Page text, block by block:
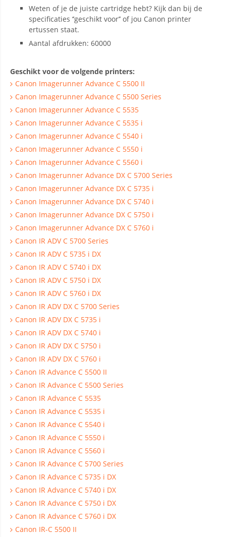
Weten of je de juiste cartridge hebt? Kijk dan bij de
specificaties ‘’geschikt voor’’ of jou Canon printer
ertussen staat.
Aantal afdrukken: 60000
Geschikt voor de volgende printers:
Canon Imagerunner Advance C 5500 II
Canon Imagerunner Advance C 5500 Series
Canon Imagerunner Advance C 5535
Canon Imagerunner Advance C 5535 i
Canon Imagerunner Advance C 5540 i
Canon Imagerunner Advance C 5550 i
Canon Imagerunner Advance C 5560 i
Canon Imagerunner Advance DX C 5700 Series
Canon Imagerunner Advance DX C 5735 i
Canon Imagerunner Advance DX C 5740 i
Canon Imagerunner Advance DX C 5750 i
Canon Imagerunner Advance DX C 5760 i
Canon IR ADV C 5700 Series
Canon IR ADV C 5735 i DX
Canon IR ADV C 5740 i DX
Canon IR ADV C 5750 i DX
Canon IR ADV C 5760 i DX
Canon IR ADV DX C 5700 Series
Canon IR ADV DX C 5735 i
Canon IR ADV DX C 5740 i
Canon IR ADV DX C 5750 i
Canon IR ADV DX C 5760 i
Canon IR Advance C 5500 II
Canon IR Advance C 5500 Series
Canon IR Advance C 5535
Canon IR Advance C 5535 i
Canon IR Advance C 5540 i
Canon IR Advance C 5550 i
Canon IR Advance C 5560 i
Canon IR Advance C 5700 Series
Canon IR Advance C 5735 i DX
Canon IR Advance C 5740 i DX
Canon IR Advance C 5750 i DX
Canon IR Advance C 5760 i DX
Canon IR-C 5500 II